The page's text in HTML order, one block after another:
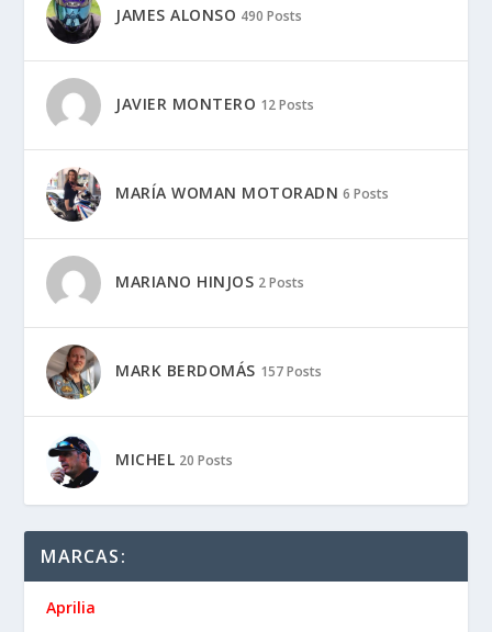
JAMES ALONSO 490 Posts
JAVIER MONTERO 12 Posts
MARÍA WOMAN MOTORADN 6 Posts
MARIANO HINJOS 2 Posts
MARK BERDOMÁS 157 Posts
MICHEL 20 Posts
MARCAS:
Aprilia